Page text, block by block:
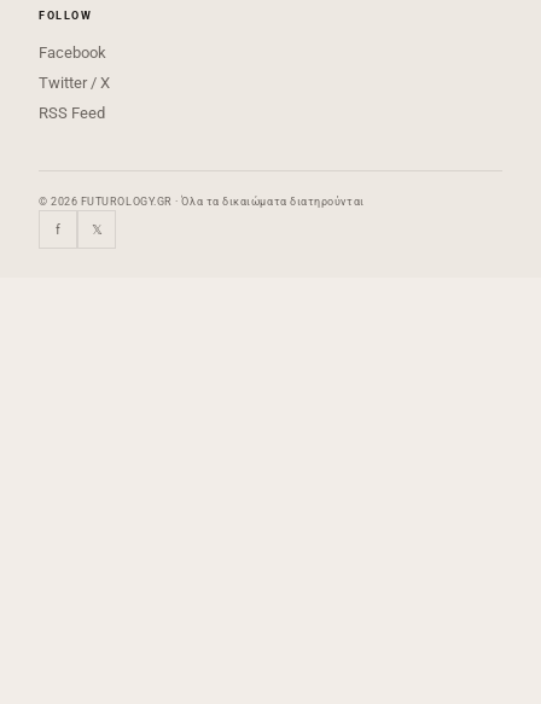
FOLLOW
Facebook
Twitter / X
RSS Feed
© 2026 FUTUROLOGY.GR · Όλα τα δικαιώματα διατηρούνται
f 𝕏